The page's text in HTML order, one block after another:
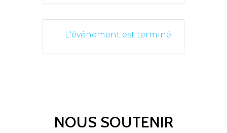
L'événement est terminé.
NOUS SOUTENIR